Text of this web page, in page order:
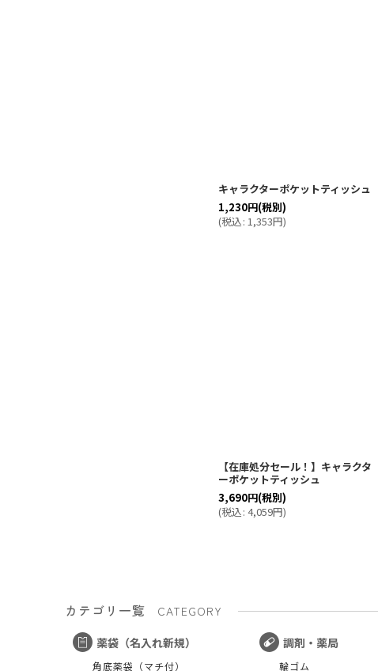
キャラクターポケットティッシュ
1,230円(税別)
(税込: 1,353円)
【在庫処分セール！】キャラクタ
ーポケットティッシュ
3,690円(税別)
(税込: 4,059円)
カテゴリ一覧
CATEGORY
薬袋（名入れ新規）
角底薬袋（マチ付）
調剤・薬局
輪ゴム